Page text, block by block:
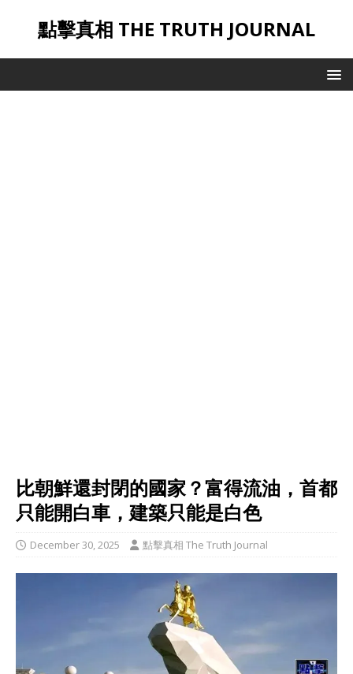
點擊真相 THE TRUTH JOURNAL
比朝鮮還封閉的國家？富得流油，首都
只能開白車，建築只能是白色
December 30, 2025 點擊真相 The Truth Journal